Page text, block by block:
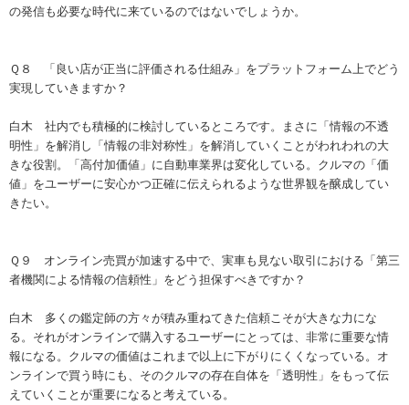
の発信も必要な時代に来ているのではないでしょうか。
Ｑ８ 「良い店が正当に評価される仕組み」をプラットフォーム上でどう
実現していきますか？
白木 社内でも積極的に検討しているところです。まさに「情報の不透
明性」を解消し「情報の非対称性」を解消していくことがわれわれの大
きな役割。「高付加価値」に自動車業界は変化している。クルマの「価
値」をユーザーに安心かつ正確に伝えられるような世界観を醸成してい
きたい。
Ｑ９ オンライン売買が加速する中で、実車も見ない取引における「第三
者機関による情報の信頼性」をどう担保すべきですか？
白木 多くの鑑定師の方々が積み重ねてきた信頼こそが大きな力にな
る。それがオンラインで購入するユーザーにとっては、非常に重要な情
報になる。クルマの価値はこれまで以上に下がりにくくなっている。オ
ンラインで買う時にも、そのクルマの存在自体を「透明性」をもって伝
えていくことが重要になると考えている。